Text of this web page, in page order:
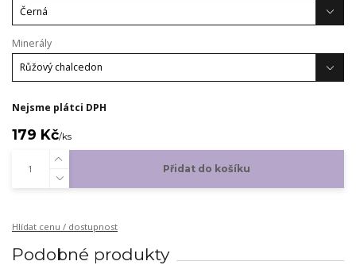
Minerály
Nejsme plátci DPH
179 Kč/ks
Přidat do košíku
Hlídat cenu / dostupnost
Podobné produkty